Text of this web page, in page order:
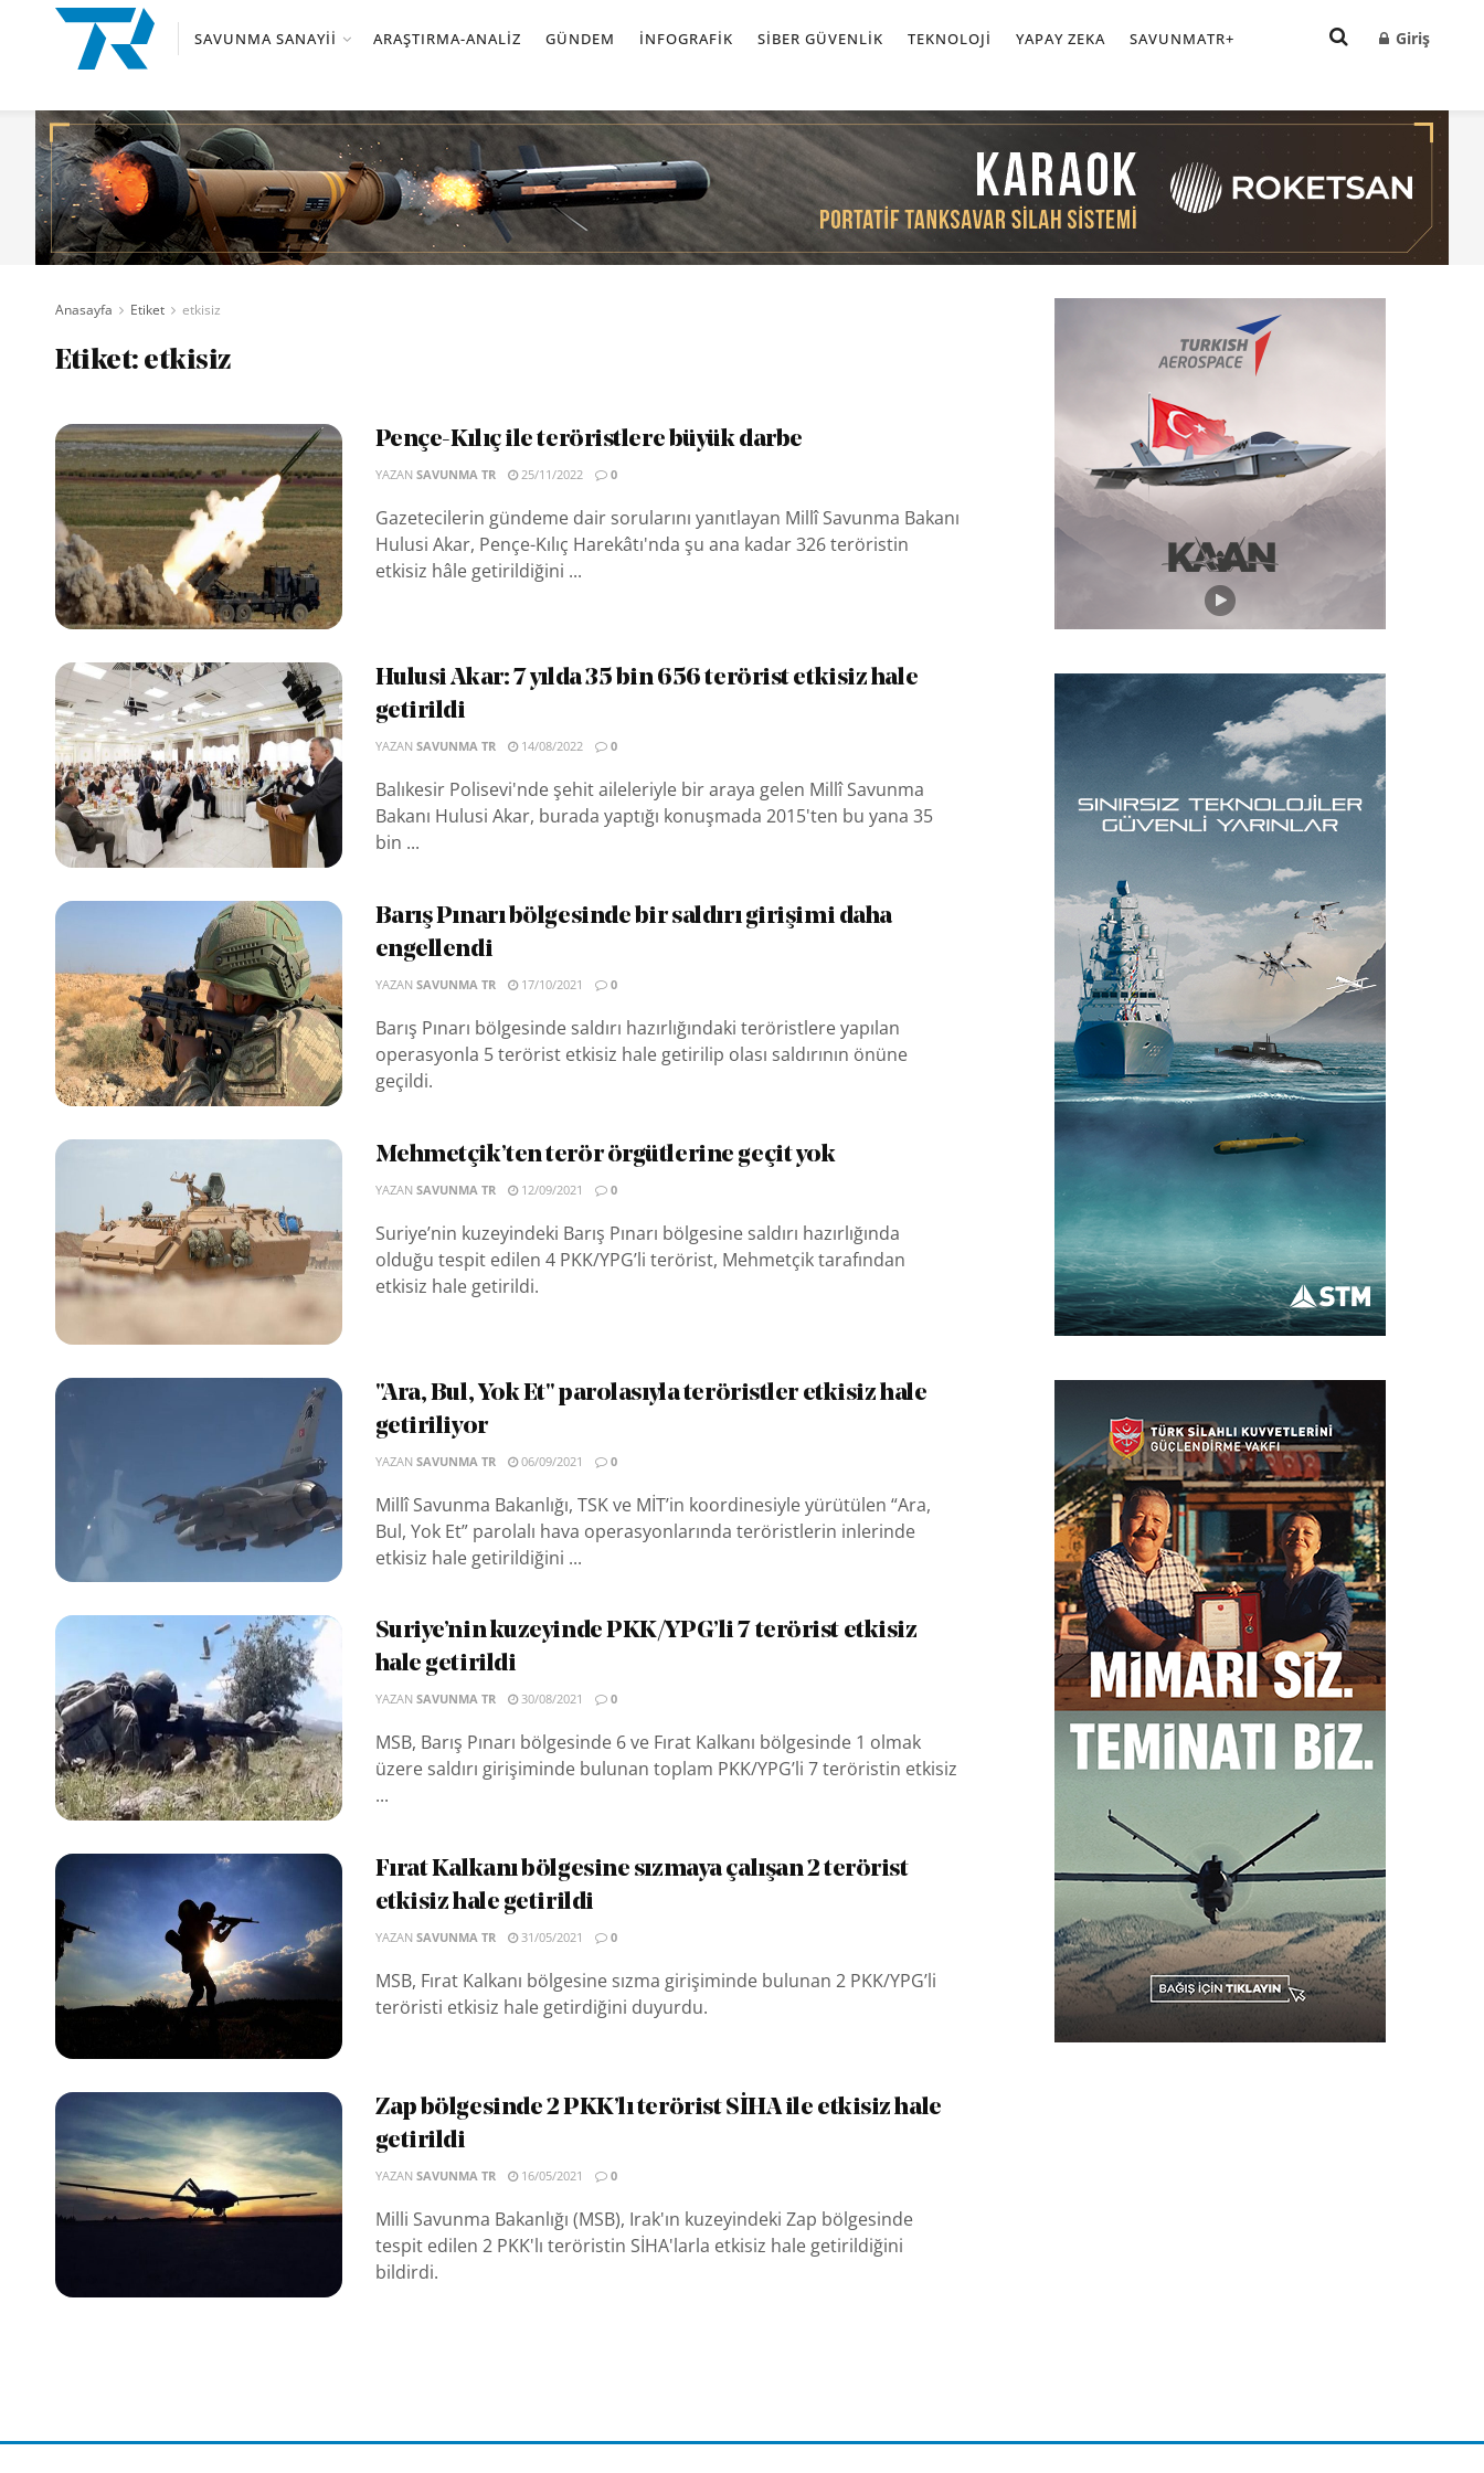
SAVUNMA SANAYII ARAŞTIRMA-ANALIZ GÜNDEM İNFOGRAFIK SIBER GÜVENLIK TEKNOLOJI YAPAY ZEKA SAVUNMATR+ Giriş
Anasayfa Etiket etkisiz
Etiket: etkisiz
Pençe-Kılıç ile teröristlere büyük darbe
YAZAN SAVUNMA TR 25/11/2022 0
Gazetecilerin gündeme dair sorularını yanıtlayan Millî Savunma Bakanı
Hulusi Akar, Pençe-Kılıç Harekâtı'nda şu ana kadar 326 teröristin
etkisiz hâle getirildiğini ...
Hulusi Akar: 7 yılda 35 bin 656 terörist etkisiz hale
getirildi
YAZAN SAVUNMA TR 14/08/2022 0
Balıkesir Polisevi'nde şehit aileleriyle bir araya gelen Millî Savunma
Bakanı Hulusi Akar, burada yaptığı konuşmada 2015'ten bu yana 35
bin ...
Barış Pınarı bölgesinde bir saldırı girişimi daha
engellendi
YAZAN SAVUNMA TR 17/10/2021 0
Barış Pınarı bölgesinde saldırı hazırlığındaki teröristlere yapılan
operasyonla 5 terörist etkisiz hale getirilip olası saldırının önüne
geçildi.
Mehmetçik’ten terör örgütlerine geçit yok
YAZAN SAVUNMA TR 12/09/2021 0
Suriye’nin kuzeyindeki Barış Pınarı bölgesine saldırı hazırlığında
olduğu tespit edilen 4 PKK/YPG’li terörist, Mehmetçik tarafından
etkisiz hale getirildi.
"Ara, Bul, Yok Et" parolasıyla teröristler etkisiz hale
getiriliyor
YAZAN SAVUNMA TR 06/09/2021 0
Millî Savunma Bakanlığı, TSK ve MİT’in koordinesiyle yürütülen “Ara,
Bul, Yok Et” parolalı hava operasyonlarında teröristlerin inlerinde
etkisiz hale getirildiğini ...
Suriye’nin kuzeyinde PKK/YPG’li 7 terörist etkisiz
hale getirildi
YAZAN SAVUNMA TR 30/08/2021 0
MSB, Barış Pınarı bölgesinde 6 ve Fırat Kalkanı bölgesinde 1 olmak
üzere saldırı girişiminde bulunan toplam PKK/YPG’li 7 teröristin etkisiz
...
Fırat Kalkanı bölgesine sızmaya çalışan 2 terörist
etkisiz hale getirildi
YAZAN SAVUNMA TR 31/05/2021 0
MSB, Fırat Kalkanı bölgesine sızma girişiminde bulunan 2 PKK/YPG’li
teröristi etkisiz hale getirdiğini duyurdu.
Zap bölgesinde 2 PKK’lı terörist SİHA ile etkisiz hale
getirildi
YAZAN SAVUNMA TR 16/05/2021 0
Milli Savunma Bakanlığı (MSB), Irak'ın kuzeyindeki Zap bölgesinde
tespit edilen 2 PKK'lı teröristin SİHA'larla etkisiz hale getirildiğini
bildirdi.